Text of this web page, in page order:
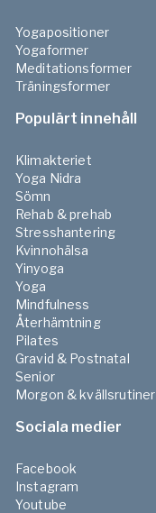
Yogapositioner
Yogaformer
Meditationsformer
Träningsformer
Populärt innehåll
Klimakteriet
Yoga Nidra
Sömn
Rehab & prehab
Stresshantering
Kvinnohälsa
Yinyoga
Yoga
Mindfulness
Återhämtning
Pilates
Gravid & Postnatal
Senior
Morgon & kvällsrutiner
Sociala medier
Facebook
Instagram
Youtube